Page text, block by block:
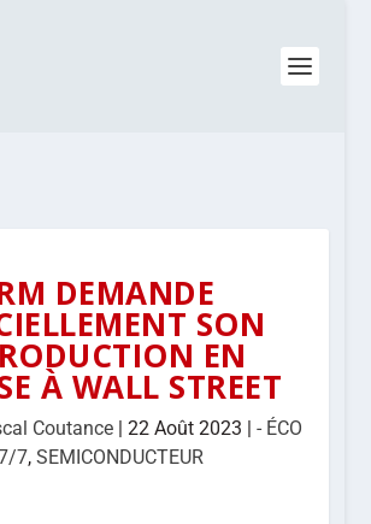
DEMANDE
SON
EN
À WALL STREET
Coutance |22 Août 2023 |- ÉCO
7, SEMICONDUCTEUR